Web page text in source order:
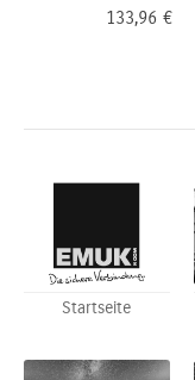
133,96 €
Startseite